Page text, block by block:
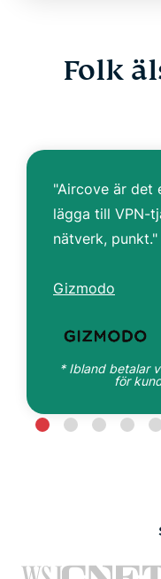
Folk
"Aircove är det
lägga till VPN-
nätverk, punkt."
Gizmodo
* Ibland betalar
för